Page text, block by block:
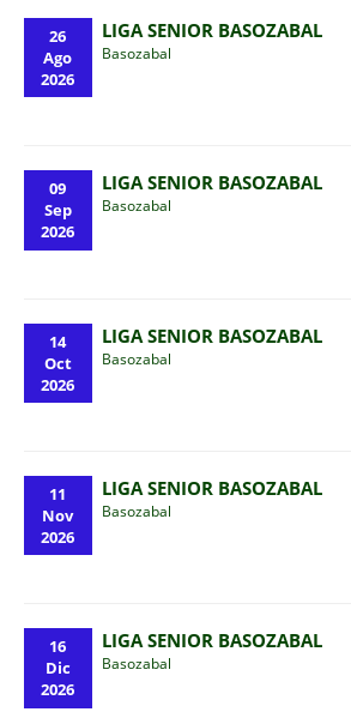
26
Ago
2026
LIGA SENIOR BASOZABAL
Basozabal
09
Sep
2026
LIGA SENIOR BASOZABAL
Basozabal
14
Oct
2026
LIGA SENIOR BASOZABAL
Basozabal
11
Nov
2026
LIGA SENIOR BASOZABAL
Basozabal
16
Dic
2026
LIGA SENIOR BASOZABAL
Basozabal